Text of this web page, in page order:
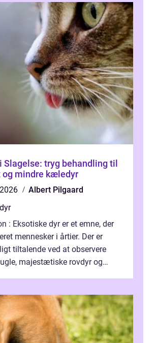
Slagelse: tryg behandling til
og mindre kæledyr
Albert Pilgaard
: Eksotiske dyr er et emne, der
mennesker i årtier. Der er
tiltalende ved at observere
majestætiske rovdyr og